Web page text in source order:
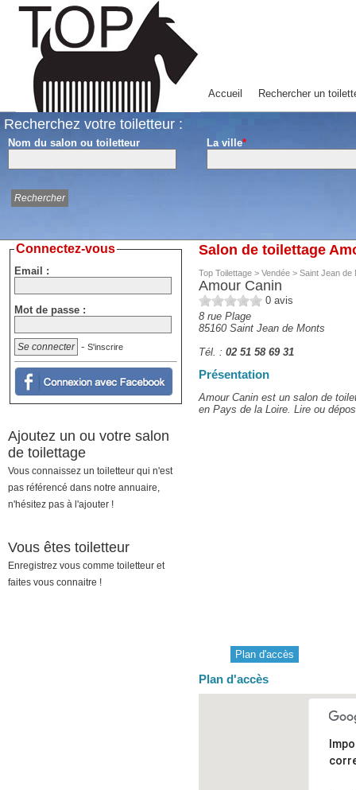
Accueil Rechercher un
Recherchez votre toiletteur :
Nom du salon ou toiletteur La ville*
Salon de toilettage
Top Toilettage > Vendée > Saint Jean de
Amour Canin
0 avis
8 rue Plage
85160 Saint Jean de Monts
Tél. : 02 51 58 69 31
Présentation
Amour Canin est un salon de
en Pays de la Loire. Lire ou
Plan d'accès
Plan d'accès
Connectez-vous
Email :
Mot de passe :
- S'inscrire
Ajoutez un ou votre salon
de toilettage
Vous connaissez un toiletteur qui n'est
pas référencé dans notre annuaire,
n'hésitez pas à l'ajouter !
Vous êtes toiletteur
Enregistrez vous comme toiletteur et
faites vous connaitre !